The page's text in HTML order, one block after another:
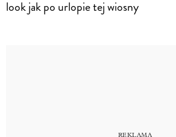
look jak po urlopie tej wiosny